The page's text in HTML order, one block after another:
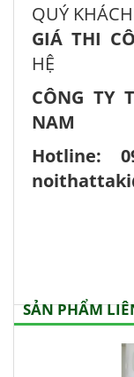
QUÝ
GIÁ THI
HỆ
CÔNG TY
NAM
Hotline:
SẢN PHẨM